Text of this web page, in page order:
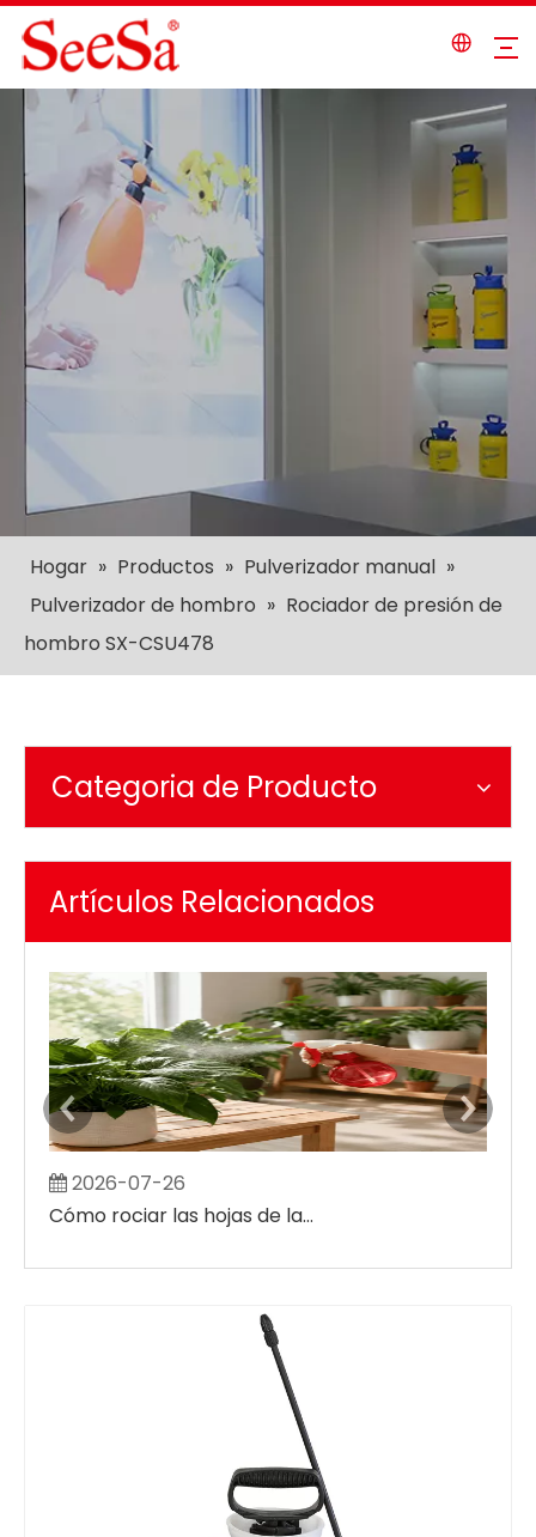
Hogar » Productos » Pulverizador manual »
Pulverizador de hombro » Rociador de presión de
hombro SX-CSU478
Categoria de Producto
Artículos Relacionados
2026-07-26
Cómo rociar las hojas de las plantas sin crear grandes manchas húmedas